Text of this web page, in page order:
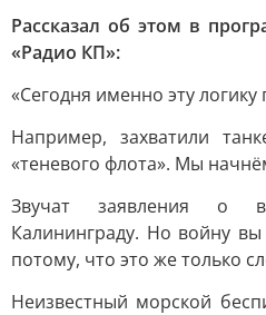
Рассказал об этом в
«Радио КП»:
«Сегодня именно эту
Например, захватили
«теневого флота». Мы
Звучат заявления о
Калининграду. Но войну
потому, что это же только
Неизвестный морской